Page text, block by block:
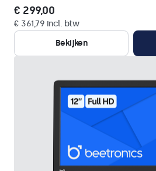
€ 299,00
€ 361,79 incl. btw
Bekijken